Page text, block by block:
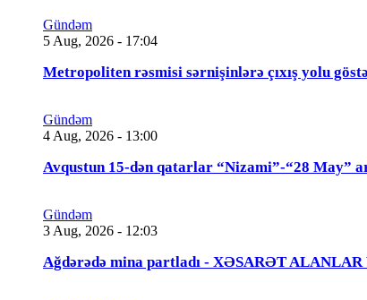
Gündəm
5 Aug, 2026 - 17:04
Metropoliten rəsmisi sərnişinlərə çıxış yolu
Gündəm
4 Aug, 2026 - 13:00
Avqustun 15-dən qatarlar “Nizami”-“28 May”
Gündəm
3 Aug, 2026 - 12:03
Ağdərədə mina partladı - XƏSARƏT